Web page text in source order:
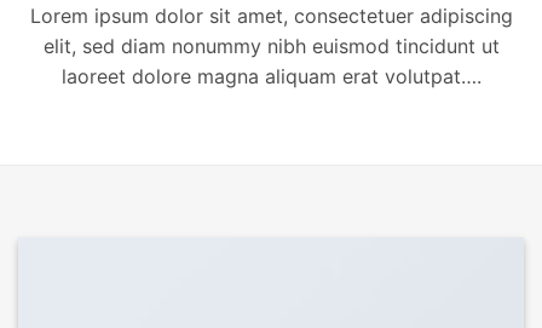
Lorem ipsum dolor sit amet, consectetuer adipiscing
elit, sed diam nonummy nibh euismod tincidunt ut
laoreet dolore magna aliquam erat volutpat….